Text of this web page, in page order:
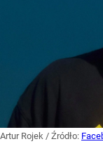
Artur Rojek / Źródło: